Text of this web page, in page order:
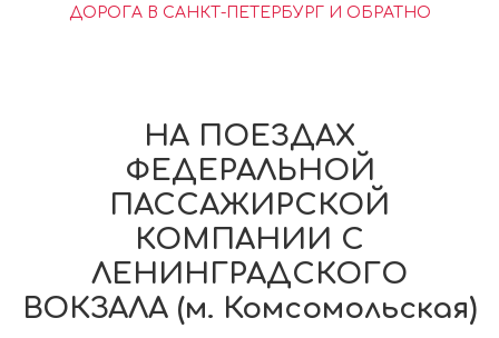
ДОРОГА В САНКТ-ПЕТЕРБУРГ И ОБРАТНО
НА ПОЕЗДАХ
ФЕДЕРАЛЬНОЙ
ПАССАЖИРСКОЙ
КОМПАНИИ С
ЛЕНИНГРАДСКОГО
ВОКЗАЛА (м. Комсомольская)